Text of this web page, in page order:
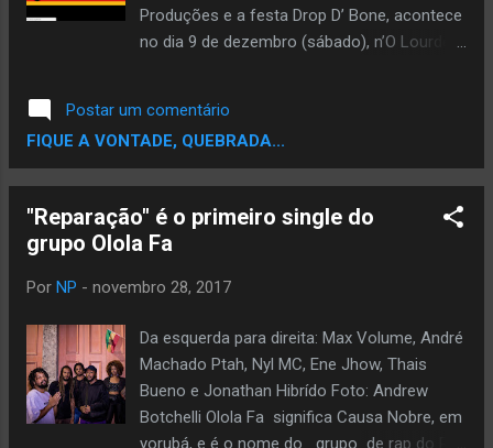
Produções e a festa Drop D’ Bone, acontece
no dia 9 de dezembro (sábado), n’O Lourdes,
conhecido como Beirando Teto, se
apresenta pela primeira vez em São Paulo. O
show, co-produzido pela produtora
coletivo de festa de rap Drop D’ Bone,
acontecerá n’O Lourdes, casa localizada no
centro da capital paulista, a partir das 23h.
contará com as apresentações das MC’s
paulistanas Bivolt e Souto MC, além de DJ
set dos membros da Drop. Com o intuito de
promover cada vez mais artistas
independentes da cena do rap nacional, o
Postar um comentário
FIQUE A VONTADE, QUEBRADA...
"Reparação" é o primeiro single do
grupo Olola Fa
Por NP - novembro 28, 2017
Da esquerda para direita: Max Volume, André
Machado Ptah, Nyl MC, Ene Jhow, Thais
Bueno e Jonathan Hibrído Foto: Andrew
Botchelli Olola Fa significa Causa Nobre, em
yorubá, e é o nome do grupo de rap do Rio